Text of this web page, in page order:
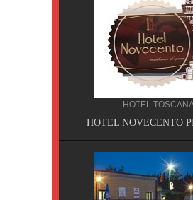
HOTEL
HOTEL NOVECENTO